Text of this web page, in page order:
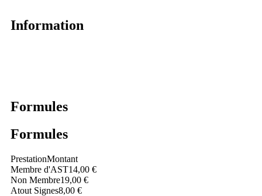
Information
Formules
Formules
PrestationMontant
Membre d'AST14,00 €
Non Membre19,00 €
Atout Signes8,00 €